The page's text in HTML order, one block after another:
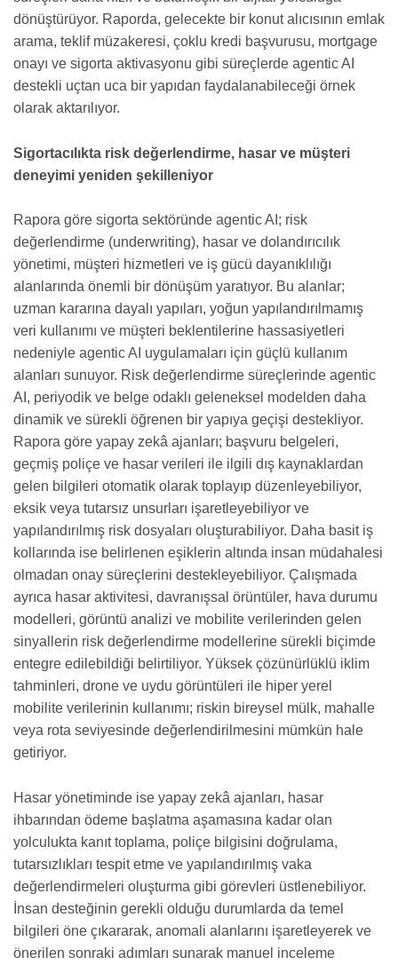
dönüştürüyor. Raporda, gelecekte bir konut alıcısının emlak
arama, teklif müzakeresi, çoklu kredi başvurusu, mortgage
onayı ve sigorta aktivasyonu gibi süreçlerde agentic AI
destekli uçtan uca bir yapıdan faydalanabileceği örnek
olarak aktarılıyor.
Sigortacılıkta risk değerlendirme, hasar ve müşteri
deneyimi yeniden şekilleniyor
Rapora göre sigorta sektöründe agentic AI; risk
değerlendirme (underwriting), hasar ve dolandırıcılık
yönetimi, müşteri hizmetleri ve iş gücü dayanıklılığı
alanlarında önemli bir dönüşüm yaratıyor. Bu alanlar;
uzman kararına dayalı yapıları, yoğun yapılandırılmamış
veri kullanımı ve müşteri beklentilerine hassasiyetleri
nedeniyle agentic AI uygulamaları için güçlü kullanım
alanları sunuyor. Risk değerlendirme süreçlerinde agentic
AI, periyodik ve belge odaklı geleneksel modelden daha
dinamik ve sürekli öğrenen bir yapıya geçişi destekliyor.
Rapora göre yapay zekâ ajanları; başvuru belgeleri,
geçmiş poliçe ve hasar verileri ile ilgili dış kaynaklardan
gelen bilgileri otomatik olarak toplayıp düzenleyebiliyor,
eksik veya tutarsız unsurları işaretleyebiliyor ve
yapılandırılmış risk dosyaları oluşturabiliyor. Daha basit iş
kollarında ise belirlenen eşiklerin altında insan müdahalesi
olmadan onay süreçlerini destekleyebiliyor. Çalışmada
ayrıca hasar aktivitesi, davranışsal örüntüler, hava durumu
modelleri, görüntü analizi ve mobilite verilerinden gelen
sinyallerin risk değerlendirme modellerine sürekli biçimde
entegre edilebildiği belirtiliyor. Yüksek çözünürlüklü iklim
tahminleri, drone ve uydu görüntüleri ile hiper yerel
mobilite verilerinin kullanımı; riskin bireysel mülk, mahalle
veya rota seviyesinde değerlendirilmesini mümkün hale
getiriyor.
Hasar yönetiminde ise yapay zekâ ajanları, hasar
ihbarından ödeme başlatma aşamasına kadar olan
yolculukta kanıt toplama, poliçe bilgisini doğrulama,
tutarsızlıkları tespit etme ve yapılandırılmış vaka
değerlendirmeleri oluşturma gibi görevleri üstlenebiliyor.
İnsan desteğinin gerekli olduğu durumlarda da temel
bilgileri öne çıkararak, anomali alanlarını işaretleyerek ve
önerilen sonraki adımları sunarak manuel inceleme